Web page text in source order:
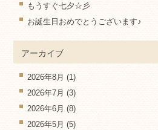
もうすぐ七夕☆彡
お誕生日おめでとうございます♪
アーカイブ
2026年8月 (1)
2026年7月 (3)
2026年6月 (8)
2026年5月 (5)